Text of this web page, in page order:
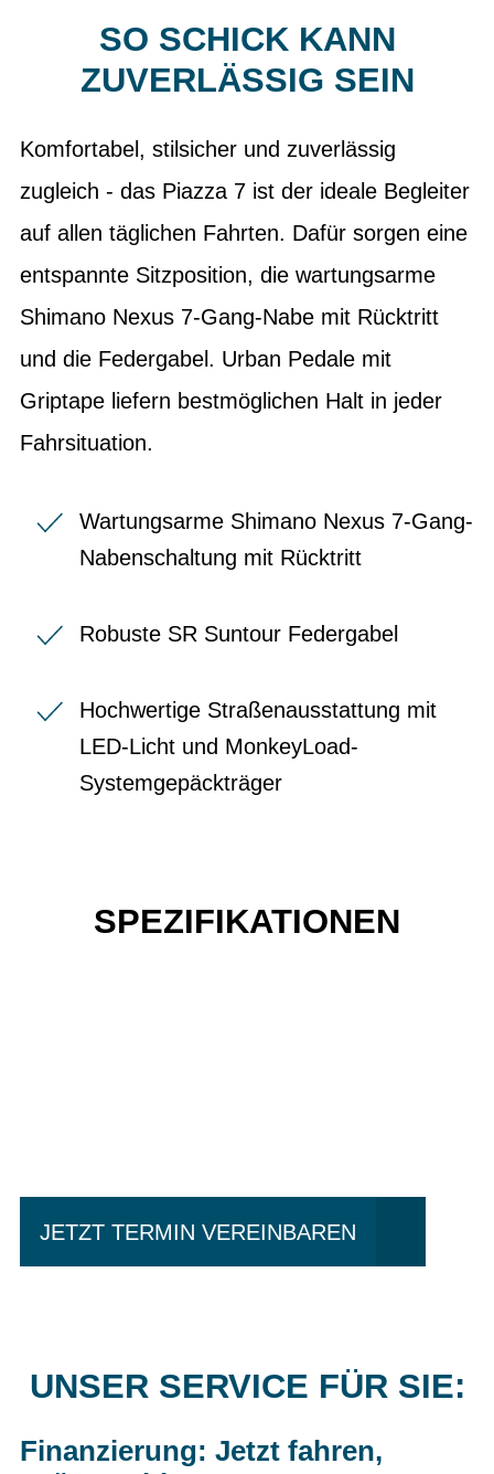
SO SCHICK KANN
ZUVERLÄSSIG SEIN
Komfortabel, stilsicher und zuverlässig
zugleich - das Piazza 7 ist der ideale Begleiter
auf allen täglichen Fahrten. Dafür sorgen eine
entspannte Sitzposition, die wartungsarme
Shimano Nexus 7-Gang-Nabe mit Rücktritt
und die Federgabel. Urban Pedale mit
Griptape liefern bestmöglichen Halt in jeder
Fahrsituation.
Wartungsarme Shimano Nexus 7-Gang-
Nabenschaltung mit Rücktritt
Robuste SR Suntour Federgabel
Hochwertige Straßenausstattung mit
LED-Licht und MonkeyLoad-
Systemgepäckträger
SPEZIFIKATIONEN
JETZT TERMIN VEREINBAREN
UNSER SERVICE FÜR SIE:
Finanzierung: Jetzt fahren,